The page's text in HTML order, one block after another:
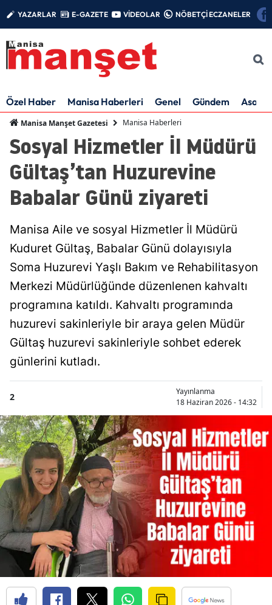
YAZARLAR E-GAZETE VİDEOLAR NÖBETÇİ ECZANELER
Özel Haber Manisa Haberleri Genel Gündem Asayiş
Manisa Manşet Gazetesi Manisa Haberleri
Sosyal Hizmetler İl Müdürü
Gültaş’tan Huzurevine
Babalar Günü ziyareti
Manisa Aile ve sosyal Hizmetler İl Müdürü
Kuduret Gültaş, Babalar Günü dolayısıyla
Soma Huzurevi Yaşlı Bakım ve Rehabilitasyon
Merkezi Müdürlüğünde düzenlenen kahvaltı
programına katıldı. Kahvaltı programında
huzurevi sakinleriyle bir araya gelen Müdür
Gültaş huzurevi sakinleriyle sohbet ederek
günlerini kutladı.
2
Yayınlanma
18 Haziran 2026 - 14:32